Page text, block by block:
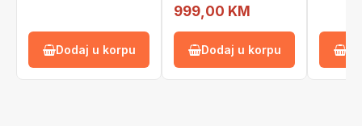
Dodaj u korpu
999,00 KM
Dodaj u korpu